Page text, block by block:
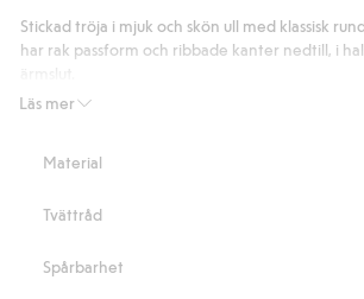
36
betyg
Läs mer
Stickad tröja i mjuk och skön ull med klassisk
har rak passform och ribbade kanter nedtill, i
Rak passform
Längd 70 cm i storlek M
Artikelnummer
Material
Tvättråd
Spårbarhet